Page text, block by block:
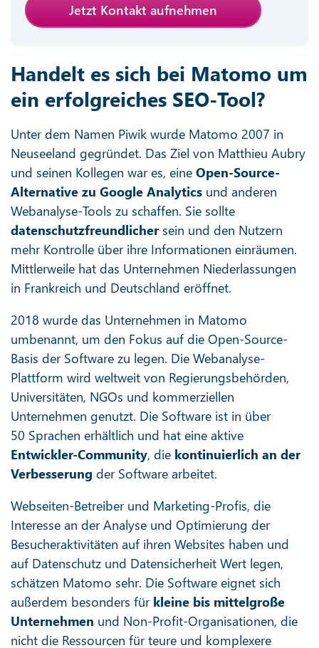
Jetzt Kontakt aufnehmen
Handelt es sich bei Matomo um
ein erfolgreiches SEO-Tool?
Unter dem Namen Piwik wurde Matomo 2007 in
Neuseeland gegründet. Das Ziel von Matthieu Aubry
und seinen Kollegen war es, eine Open-Source-
Alternative zu Google Analytics und anderen
Webanalyse-Tools zu schaffen. Sie sollte
datenschutzfreundlicher sein und den Nutzern
mehr Kontrolle über ihre Informationen einräumen.
Mittlerweile hat das Unternehmen Niederlassungen
in Frankreich und Deutschland eröffnet.
2018 wurde das Unternehmen in Matomo
umbenannt, um den Fokus auf die Open-Source-
Basis der Software zu legen. Die Webanalyse-
Plattform wird weltweit von Regierungsbehörden,
Universitäten, NGOs und kommerziellen
Unternehmen genutzt. Die Software ist in über
50 Sprachen erhältlich und hat eine aktive
Entwickler-Community, die kontinuierlich an der
Verbesserung der Software arbeitet.
Webseiten-Betreiber und Marketing-Profis, die
Interesse an der Analyse und Optimierung der
Besucheraktivitäten auf ihren Websites haben und
auf Datenschutz und Datensicherheit Wert legen,
schätzen Matomo sehr. Die Software eignet sich
außerdem besonders für kleine bis mittelgroße
Unternehmen und Non-Profit-Organisationen, die
nicht die Ressourcen für teure und komplexere